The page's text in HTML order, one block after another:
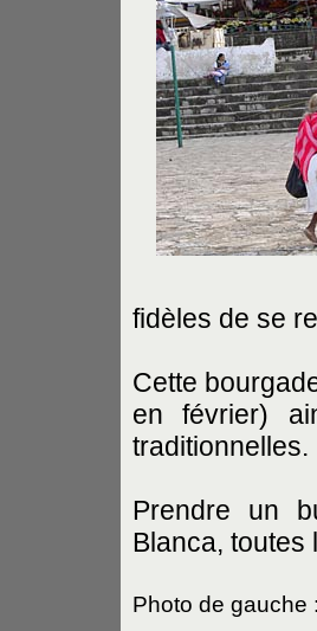
fidèles de se
Cette
en février)
traditionnelles.
Prendre un
Blanca, toutes
Photo de gauche